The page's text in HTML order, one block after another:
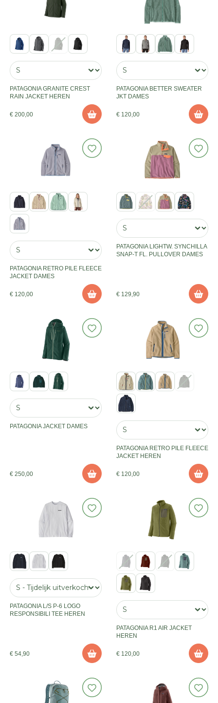
PATAGONIA GRANITE CREST
RAIN JACKET HEREN
€ 200,00
PATAGONIA BETTER SWEATER
JKT DAMES
€ 120,00
PATAGONIA RETRO PILE FLEECE
JACKET DAMES
€ 120,00
PATAGONIA LIGHTW. SYNCHILLA
SNAP-T FL. PULLOVER DAMES
€ 129,90
PATAGONIA JACKET DAMES
€ 250,00
PATAGONIA RETRO PILE FLEECE
JACKET HEREN
€ 120,00
PATAGONIA L/S P-6 LOGO
RESPONSIBILI TEE HEREN
€ 54,90
PATAGONIA R1 AIR JACKET
HEREN
€ 120,00